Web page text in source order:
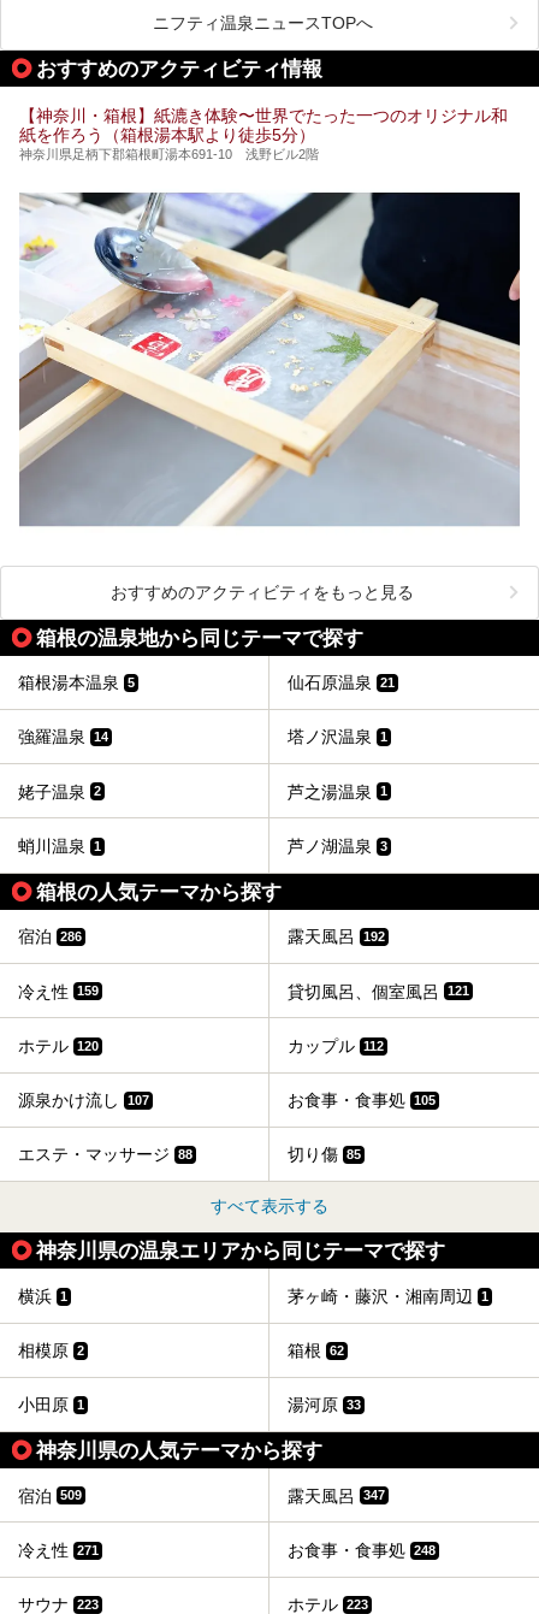
提供元：株式会社西武・プリンスホテルズワールドワイド
【PR】
この記事はザ・プリンス 箱根芦ノ湖のPR記事です。
そしてここは全24室の「箱根 芦ノ湖畔蛸川温泉 龍宮殿」と
して宿泊もできます。宿泊者は「龍宮殿本館」の営業時間に
加えて、朝6時からの宿泊者専用時間帯にも「龍宮殿本館」
のお風呂が利用できます。
今回は日帰り温泉としての「絶景日帰り温泉 龍宮殿本館
（以下、龍宮殿本館）」と、旅館としての「箱根 芦ノ湖畔
蛸川温泉 龍宮殿（以下、龍宮殿）」の両方の魅力をたっぷ
4つの神社に囲まれたパワースポットです。
───
提供元：株式会社西武・プリンスホテルズワールドワイド
【PR】
この記事は箱根 芦ノ湖畔蛸川温泉 龍宮殿のPR記事です。
ニフティ温泉ニュースTOPへ
おすすめのアクティビティ情報
【神奈川・箱根】紙漉き体験〜世界でたった一つのオリジナル和
紙を作ろう（箱根湯本駅より徒歩5分）
神奈川県足柄下郡箱根町湯本691-10 浅野ビル2階
おすすめのアクティビティをもっと見る
箱根の温泉地から同じテーマで探す
箱根湯本温泉 5 仙石原温泉 21
強羅温泉 14 塔ノ沢温泉 1
姥子温泉 2 芦之湯温泉 1
蛸川温泉 1 芦ノ湖温泉 3
箱根の人気テーマから探す
宿泊 286 露天風呂 192
冷え性 159 貸切風呂、個室風呂 121
ホテル 120 カップル 112
源泉かけ流し 107 お食事・食事処 105
エステ・マッサージ 88 切り傷 85
すべて表示する
神奈川県の温泉エリアから同じテーマで探す
横浜 1 茅ヶ崎・藤沢・湘南周辺 1
相模原 2 箱根 62
小田原 1 湯河原 33
神奈川県の人気テーマから探す
宿泊 509 露天風呂 347
冷え性 271 お食事・食事処 248
サウナ 223 ホテル 223